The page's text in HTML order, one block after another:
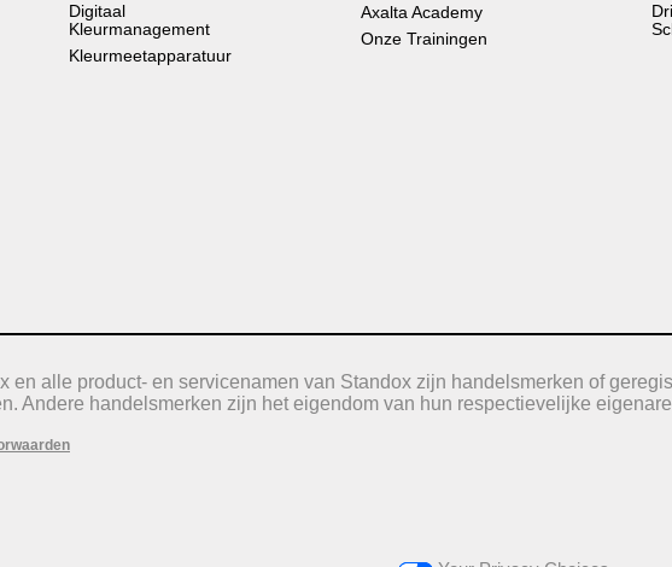
Digitaal
Kleurmanagement
Kleurmeetapparatuur
Axalta Academy
Onze Trainingen
en alle product- en servicenamen van Standox zijn handelsmerken of
Andere handelsmerken zijn het eigendom van hun respectievelijke